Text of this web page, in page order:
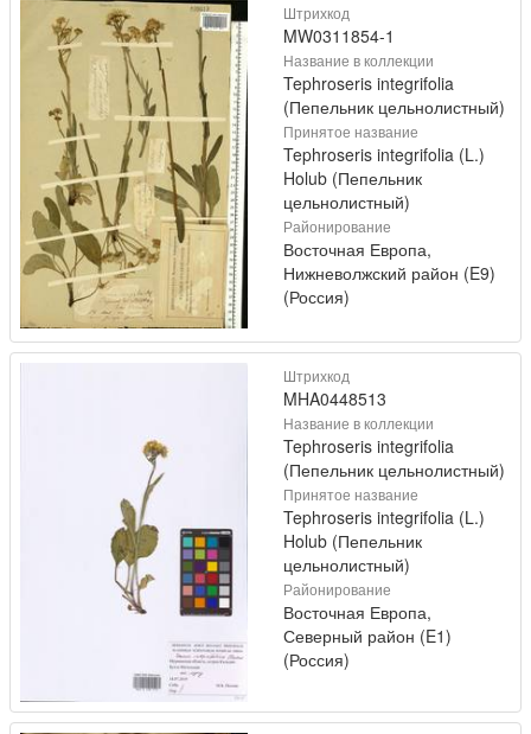
Штрихкод
MW0311854-1
Название в коллекции
Tephroseris integrifolia
(Пепельник цельнолистный)
Принятое название
Tephroseris integrifolia (L.)
Holub (Пепельник
цельнолистный)
Районирование
Восточная Европа,
Нижневолжский район (E9)
(Россия)
Штрихкод
MHA0448513
Название в коллекции
Tephroseris integrifolia
(Пепельник цельнолистный)
Принятое название
Tephroseris integrifolia (L.)
Holub (Пепельник
цельнолистный)
Районирование
Восточная Европа,
Северный район (E1)
(Россия)